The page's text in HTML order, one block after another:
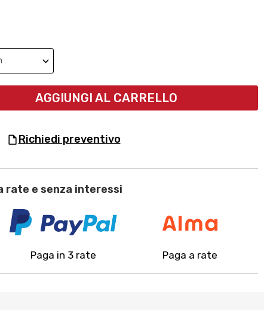
AGGIUNGI AL CARRELLO
richiedi preventivo
rate e senza interessi
Paga in 3 rate Paga a rate